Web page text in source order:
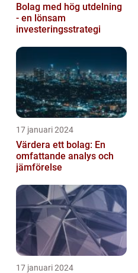
Bolag med hög utdelning
- en lönsam
investeringsstrategi
17 januari 2024
Värdera ett bolag: En
omfattande analys och
jämförelse
17 januari 2024